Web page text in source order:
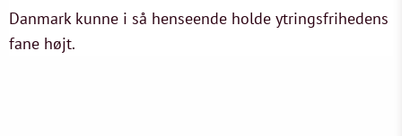
Danmark kunne i så henseende holde ytringsfrihedens
fane højt.